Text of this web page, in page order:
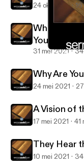
Last of All
24 okt 2021
What Great
You
31 mei 2021
Why Are
24 mei 2021
A Vision of
17 mei 2021 41
They Hear
10 mei 2021